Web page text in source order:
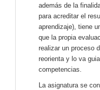
además de la
para acreditar el
aprendizaje), tiene
que la propia
realizar un proceso
reorienta y lo va
competencias.
La asignatura se